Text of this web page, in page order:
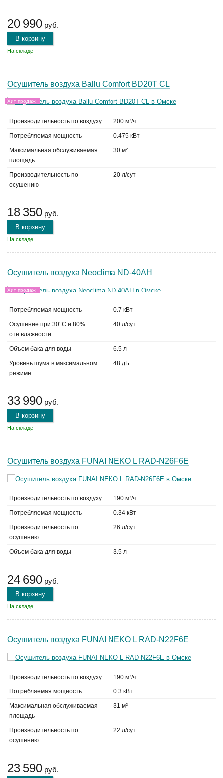
20 990 руб.
В корзину
На складе
Осушитель воздуха Ballu Comfort BD20T CL
Хит продаж
Производительность по воздуху 200 м³/ч
Потребляемая мощность 0.475 кВт
Максимальная обслуживаемая
площадь
30 м²
Производительность по
осушению
20 л/сут
18 350 руб.
В корзину
На складе
Осушитель воздуха Neoclima ND-40AH
Хит продаж
Потребляемая мощность 0.7 кВт
Осушение при 30°C и 80%
отн.влажности
40 л/сут
Объем бака для воды 6.5 л
Уровень шума в максимальном
режиме
48 дБ
33 990 руб.
В корзину
На складе
Осушитель воздуха FUNAI NEKO L RAD-N26F6E
Производительность по воздуху 190 м³/ч
Потребляемая мощность 0.34 кВт
Производительность по
осушению
26 л/сут
Объем бака для воды 3.5 л
24 690 руб.
В корзину
На складе
Осушитель воздуха FUNAI NEKO L RAD-N22F6E
Производительность по воздуху 190 м³/ч
Потребляемая мощность 0.3 кВт
Максимальная обслуживаемая
площадь
31 м²
Производительность по
осушению
22 л/сут
23 590 руб.